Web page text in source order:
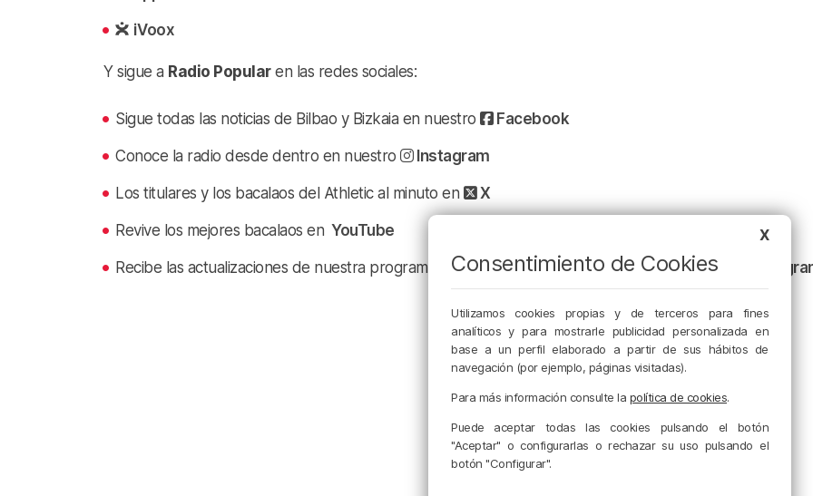
iVoox
Y sigue a Radio Popularen las redes sociales:
Sigue todas las noticias de Bilbao y Bizkaia en nuestro Facebook
Conoce la radio desde dentro en nuestro Instagram
Los titulares y los bacalaos del Athletic al minuto en X
Revive los mejores bacalaos en YouTube
Recibe las actualizaciones de nuestra programación y nuestras noticias en nuestro canal de
X
Consentimiento de Cookies
Utilizamos cookies propias y de terceros para fines
analíticos y para mostrarle publicidad personalizada en
base a un perfil elaborado a partir de sus hábitos de
navegación (por ejemplo, páginas visitadas).
Para más información consulte la política de cookies.
Puede aceptar todas las cookies pulsando el botón
"Aceptar" o configurarlas o rechazar su uso pulsando el
botón "Configurar".